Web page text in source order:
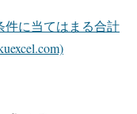
件に当てはまる合計